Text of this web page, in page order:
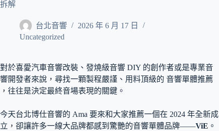
拆解
台北音響
2026 年 6 月 17 日
Uncategorized
對於喜愛汽車音響改裝、發燒級音響 DIY 的創作者或是專業音
響開發者來說，尋找一顆製程嚴謹、用料頂級的 音響單體推薦
，往往是決定最終音場表現的關鍵。
今天台北博仕音響的 Ama 要來和大家推薦一個在 2024 年全新成
立，卻讓許多一線大品牌都感到驚艷的音響單體品牌——ViE 。